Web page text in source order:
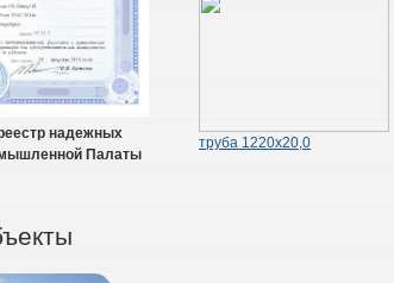
надежных
Палаты
труба 1220х20,0